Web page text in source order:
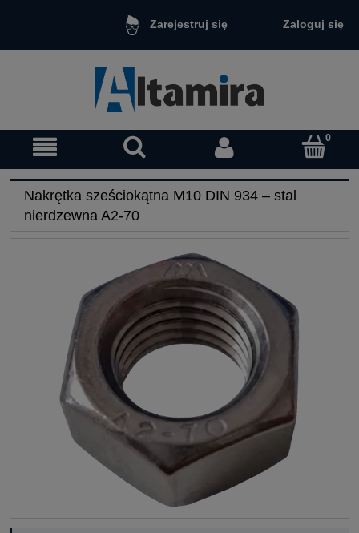
Zarejestruj się Zaloguj się
Nakrętka sześciokątna M10 DIN 934 – stal
nierdzewna A2-70